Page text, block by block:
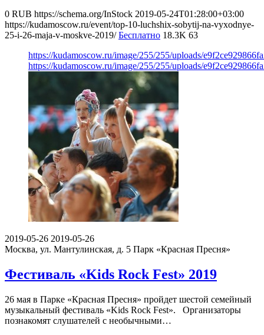
0 RUB https://schema.org/InStock 2019-05-24T01:28:00+03:00
https://kudamoscow.ru/event/top-10-luchshix-sobytij-na-vyxodnye-
25-i-26-maja-v-moskve-2019/ Бесплатно 18.3K 63
https://kudamoscow.ru/image/255/255/uploads/
https://kudamoscow.ru/image/255/255/uploads/
2019-05-26 2019-05-26
Москва, ул. Мантулинская, д. 5 Парк «Красная Пресня»
Фестиваль «Kids Rock Fest» 2019
26 мая в Парке «Красная Пресня» пройдет шестой семейный
музыкальный фестиваль «Kids Rock Fest». Организаторы
познакомят слушателей с необычными…